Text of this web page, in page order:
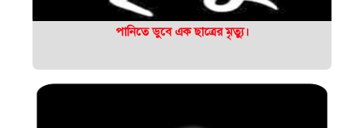
পানিতে ডুবে এক ছাত্রের মৃত্যু।